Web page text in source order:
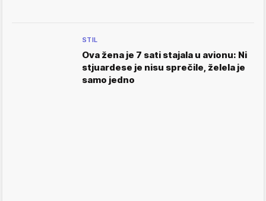
STIL
Ova žena je 7 sati stajala u avionu: Ni
stjuardese je nisu sprečile, želela je
samo jedno